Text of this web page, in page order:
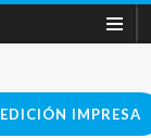
EDICIÓN IMPRESA